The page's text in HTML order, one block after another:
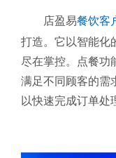
店盈易餐饮客
打造。它以智能化
尽在掌控。点餐功
满足不同顾客的需
以快速完成订单处